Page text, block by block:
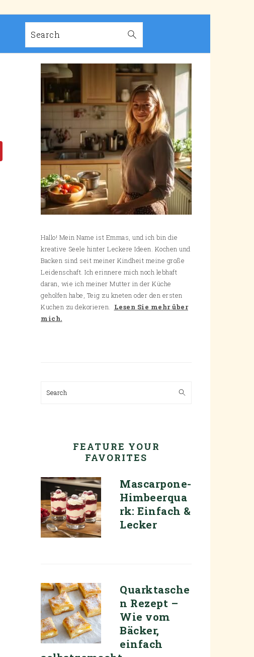
Search
PRIMARY
SIDEBAR
Hallo! Mein Name ist Emmas, und ich bin die
kreative Seele hinter Leckere Ideen. Kochen und
Backen sind seit meiner Kindheit meine große
Leidenschaft. Ich erinnere mich noch lebhaft
daran, wie ich meiner Mutter in der Küche
geholfen habe, Teig zu kneten oder den ersten
Kuchen zu dekorieren. Lesen Sie mehr über
mich.
Search
FEATURE YOUR
FAVORITES
Mascarpone-
Himbeerqua
rk: Einfach &
Lecker
Quarktasche
n Rezept –
Wie vom
Bäcker,
einfach